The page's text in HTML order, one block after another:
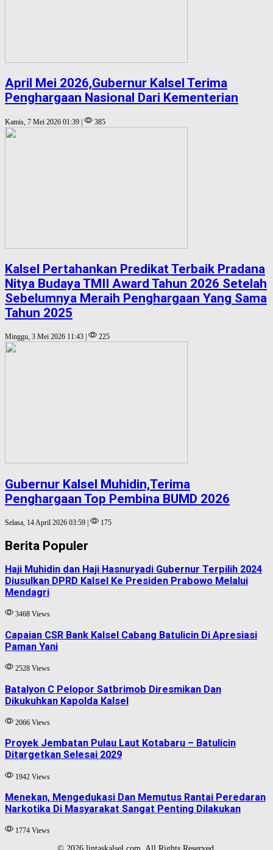
April Mei 2026,Gubernur Kalsel Terima
Penghargaan Nasional Dari Kementerian
Kamis, 7 Mei 2026 01:39 | 385
Kalsel Pertahankan Predikat Terbaik Pradana
Nitya Budaya TMII Award Tahun 2026 Setelah
Sebelumnya Meraih Penghargaan Yang Sama
Tahun 2025
Minggu, 3 Mei 2026 11:43 | 225
Gubernur Kalsel Muhidin,Terima
Penghargaan Top Pembina BUMD 2026
Selasa, 14 April 2026 03:59 | 175
Berita Populer
Haji Muhidin dan Haji Hasnuryadi Gubernur Terpilih 2024
Diusulkan DPRD Kalsel Ke Presiden Prabowo Melalui
Mendagri
3468 Views
Capaian CSR Bank Kalsel Cabang Batulicin Di Apresiasi
Paman Yani
2528 Views
Batalyon C Pelopor Satbrimob Diresmikan Dan
Dikukuhkan Kapolda Kalsel
2066 Views
Proyek Jembatan Pulau Laut Kotabaru – Batulicin
Ditargetkan Selesai 2029
1942 Views
Menekan, Mengedukasi Dan Memutus Rantai Peredaran
Narkotika Di Masyarakat Sangat Penting Dilakukan
1774 Views